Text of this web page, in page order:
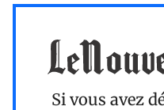
Si vous avez